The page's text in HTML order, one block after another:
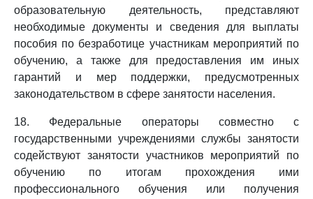
образовательную деятельность, представляют
необходимые документы и сведения для выплаты
пособия по безработице участникам мероприятий по
обучению, а также для предоставления им иных
гарантий и мер поддержки, предусмотренных
законодательством в сфере занятости населения.
18. Федеральные операторы совместно с
государственными учреждениями службы занятости
содействуют занятости участников мероприятий по
обучению по итогам прохождения ими
профессионального обучения или получения